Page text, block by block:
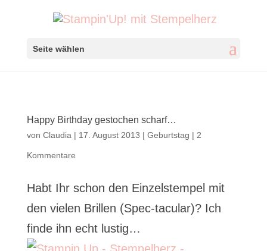
Seite wählen
Happy Birthday gestochen scharf…
von Claudia | 17. August 2013 | Geburtstag | 2
Kommentare
Habt Ihr schon den Einzelstempel mit
den vielen Brillen (Spec-tacular)? Ich
finde ihn echt lustig…